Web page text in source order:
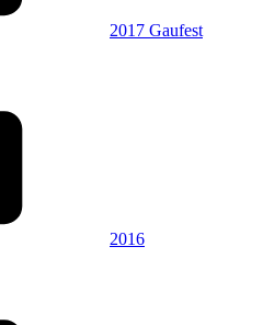
2017 Gaufest
2016